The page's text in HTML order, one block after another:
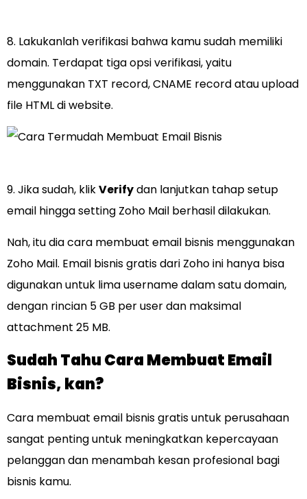
8. Lakukanlah verifikasi bahwa kamu sudah memiliki
domain. Terdapat tiga opsi verifikasi, yaitu
menggunakan TXT record, CNAME record atau upload
file HTML di website.
9. Jika sudah, klikVerifydan lanjutkan tahap setup
email hingga setting Zoho Mail berhasil dilakukan.
Nah, itu dia cara membuat email bisnis menggunakan
Zoho Mail. Email bisnis gratis dari Zoho ini hanya bisa
digunakan untuk lima username dalam satu domain,
dengan rincian 5 GB per user dan maksimal
attachment 25 MB.
Sudah Tahu Cara Membuat Email
Bisnis, kan?
Cara membuat email bisnis gratis untuk perusahaan
sangat penting untuk meningkatkan kepercayaan
pelanggan dan menambah kesan profesional bagi
bisnis kamu.